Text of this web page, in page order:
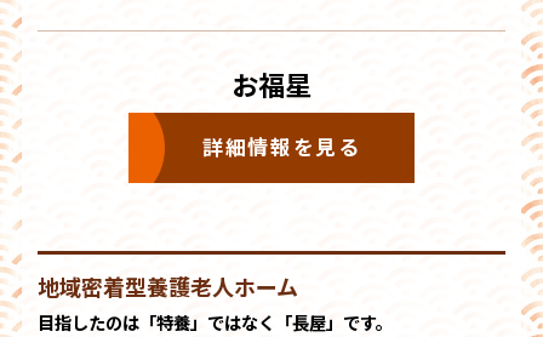
お福星
詳細情報を見る
地域密着型養護老人ホーム
目指したのは「特養」ではなく「⻑屋」です。